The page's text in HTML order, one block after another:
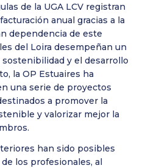
de la UGA LCV registran
anual gracias a la
dependencia de este
del Loira desempeñan un
y el desarrollo
la OP Estuaires ha
una serie de proyectos
a promover la
y valorizar mejor la
han sido posibles
los profesionales, al